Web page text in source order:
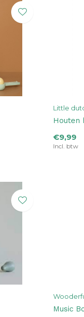
Little
Houten
€9,99
Incl. btw
Music